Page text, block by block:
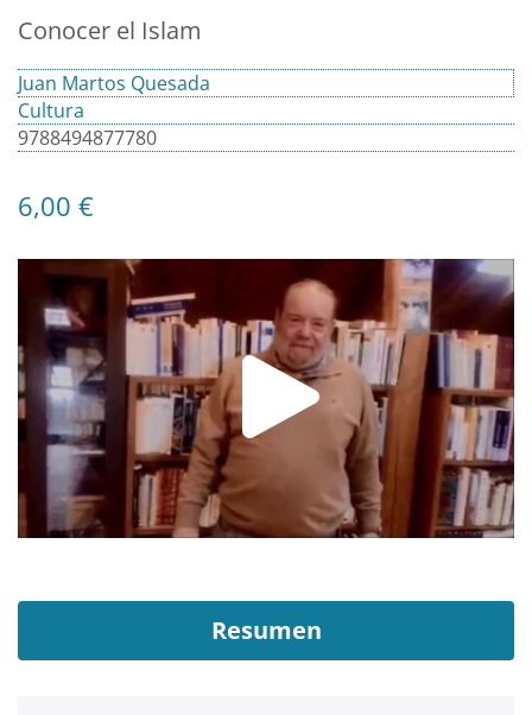
Conocer el Islam
Juan Martos Quesada
Cultura
9788494877780
6,00 €
Play
Video
Resumen